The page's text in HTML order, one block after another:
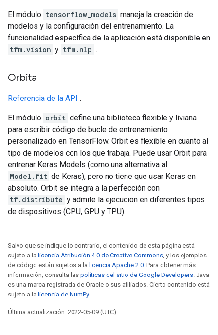
El módulo tensorflow_models maneja la creación de
modelos y la configuración del entrenamiento. La
funcionalidad específica de la aplicación está disponible en
tfm.vision y tfm.nlp .
Orbita
Referencia de la API .
El módulo orbit define una biblioteca flexible y liviana
para escribir código de bucle de entrenamiento
personalizado en TensorFlow. Orbit es flexible en cuanto al
tipo de modelos con los que trabaja. Puede usar Orbit para
entrenar Keras Models (como una alternativa al
Model.fit de Keras), pero no tiene que usar Keras en
absoluto. Orbit se integra a la perfección con
tf.distribute y admite la ejecución en diferentes tipos
de dispositivos (CPU, GPU y TPU).
Salvo que se indique lo contrario, el contenido de esta página está
sujeto a la licencia Atribución 4.0 de Creative Commons, y los ejemplos
de código están sujetos a la licencia Apache 2.0. Para obtener más
información, consulta las políticas del sitio de Google Developers. Java
es una marca registrada de Oracle o sus afiliados. Cierto contenido está
sujeto a la licencia de NumPy.
Última actualización: 2022-05-09 (UTC)